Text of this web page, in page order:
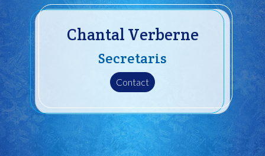
Chantal Verberne
Secretaris
Contact